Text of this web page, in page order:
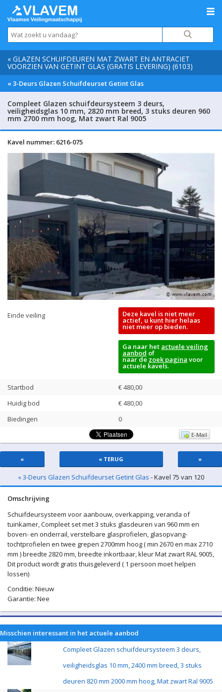
« GLAZEN SCHUIFDEUREN MAT ZWART EN ANTRACIET
VOORZIEN VAN GETINT GLAS (GRATIS LEVERING) (6103)
« 3-Deurs Glazen Schuifdeurset Getint Glas
Compleet Glazen schuifdeursysteem 3 deurs,
veiligheidsglas 10 mm, 2820 mm breed, 3 stuks deuren 960
mm 2700 mm hoog, Mat zwart Ral 9005
Kavel nummer: 6216-075
Einde veiling Deze kavel is niet meer
actief, u kunt hier helaas
niet meer op bieden.
Ga naar het actuele veiling
aanbod of
naar de zoek pagina voor
actuele kavels.
Startbod
€ 480,00
Huidig bod
€480,00
Biedingen
0
E-Mail
« « TERUG »
« 3-Deurs Glazen Schuifdeurset Getint Glas - Kavel 75 van 120
Omschrijving
Schuifdeursysteem voor aanbouw, overkapping, veranda of
tuinkamer, Compleet set met 3 stuks glasdeuren van 960 mm en
boven- en onderrail, verstelbare glasprofielen, glasopvang-
tochtprofielen en twee grepen 2700mm hoog ( min 2670 en max 2710
mm ) breedte 2820 mm, breedte inkortbaar, kleur Mat zwart RAL 9005,
Dit product wordt gratis thuisgeleverd ( 1 persoon moet helpen
lossen)
Conditie: Nieuw
Garantie: Nee
Misschien interessant in het actuele aanbod
Compleet Glazen schuifdeursysteem 3 deurs,
veiligheidsglas 10 mm, 2400 mm breed, 3 stuks
deuren 820 mm 2000 mm hoog, Mat zwart Ral 9005